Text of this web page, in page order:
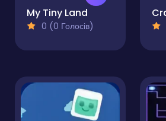
My Tiny Land
0 (0 Голосів)